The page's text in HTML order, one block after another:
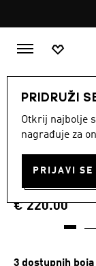
PRIDRUŽI
Otkrij najbolje
nagrađuje za
Obuća
STELLA
€ 220.00
3 dostupnih boja